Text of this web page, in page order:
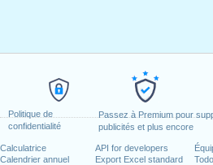
Politique de
confidentialité
Passez à Premium pour
publicités et plus encore
Calculatrice
Calendrier annuel
API for developers
Export Excel standard